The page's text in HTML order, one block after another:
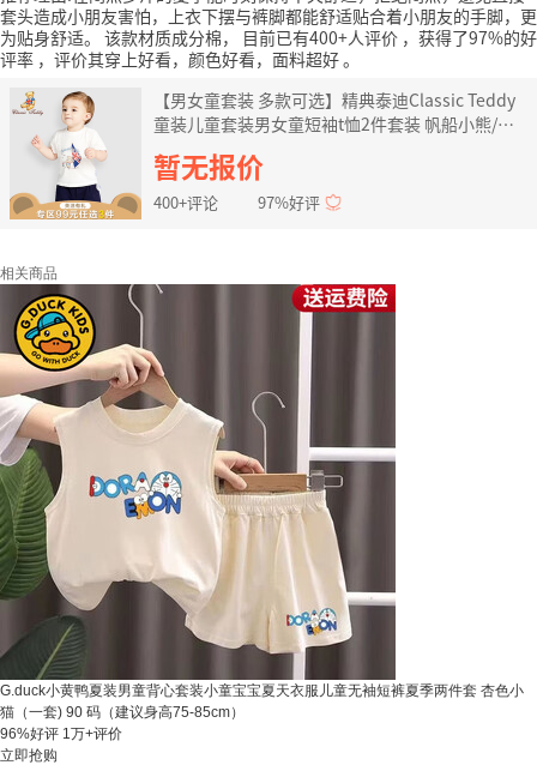
套头造成小朋友害怕，上衣下摆与裤脚都能舒适贴合着小朋友的手脚，更
为贴身舒适。 该款材质成分棉， 目前已有400+人评价 ，获得了97%的好
评率 ，评价其穿上好看，颜色好看，面料超好。
【男女童套装 多款可选】精典泰迪Classic Teddy
童装儿童套装男女童短袖t恤2件套装 帆船小熊/深
蓝 110
暂无报价
400+评论 97%好评
相关商品
G.duck小黄鸭夏装男童背心套装小童宝宝夏天衣服儿童无袖短裤夏季两件套 杏色小
猫（一套) 90 码（建议身高75-85cm）
96%好评 1万+评价
立即抢购